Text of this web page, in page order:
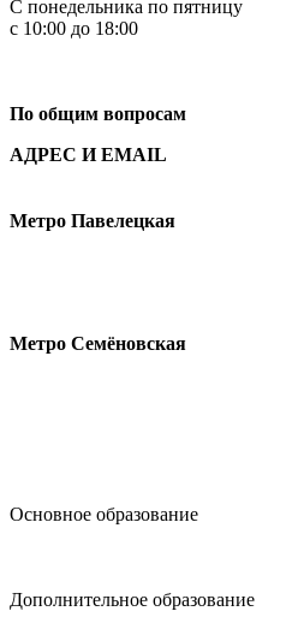
С понедельника по пятницу
с 10:00 до 18:00
По общим вопросам
АДРЕС И EMAIL
Метро Павелецкая
Метро Семёновская
Основное образование
Дополнительное образование